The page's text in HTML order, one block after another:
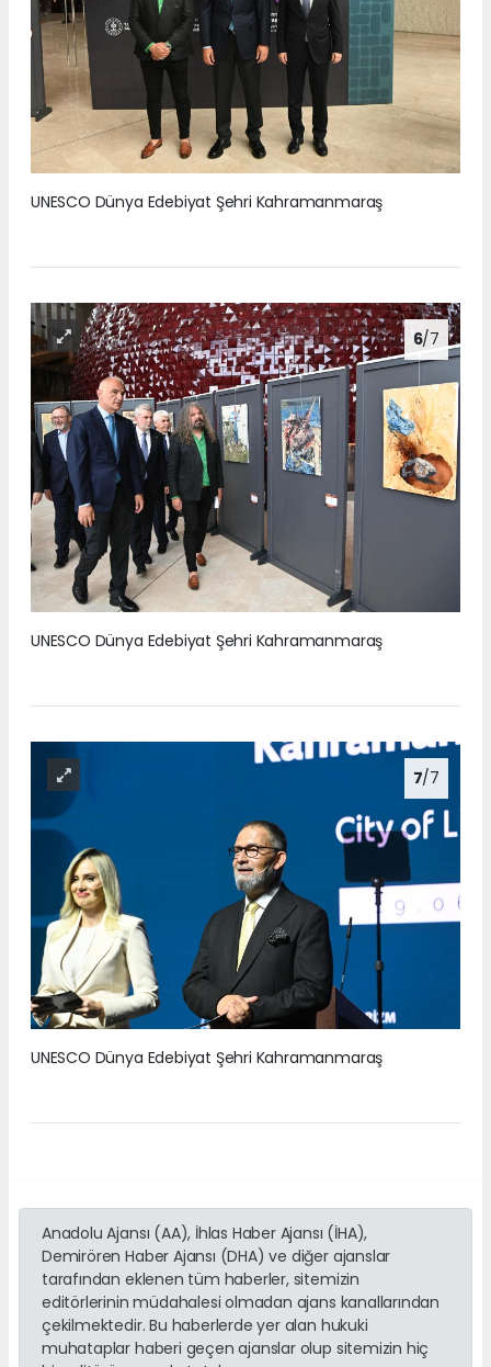
UNESCO Dünya Edebiyat Şehri Kahramanmaraş
6/7
UNESCO Dünya Edebiyat Şehri Kahramanmaraş
7/7
UNESCO Dünya Edebiyat Şehri Kahramanmaraş
Anadolu Ajansı (AA), İhlas Haber Ajansı (İHA),
Demirören Haber Ajansı (DHA) ve diğer ajanslar
tarafından eklenen tüm haberler, sitemizin
editörlerinin müdahalesi olmadan ajans kanallarından
çekilmektedir. Bu haberlerde yer alan hukuki
muhataplar haberi geçen ajanslar olup sitemizin hiç